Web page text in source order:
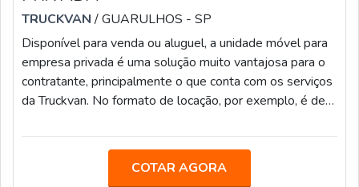
TRUCKVAN/ GUARULHOS - SP
Disponível para venda ou aluguel, a unidade móvel para
empresa privada é uma solução muito vantajosa para o
contratante, principalmente o que conta com os serviços
da Truckvan. No formato de locação, por exemplo, é de
contrato: Lavagens externas; Deslocamento; Operação
locais do evento no período fora da ação; Manutenções
COTAR AGORA